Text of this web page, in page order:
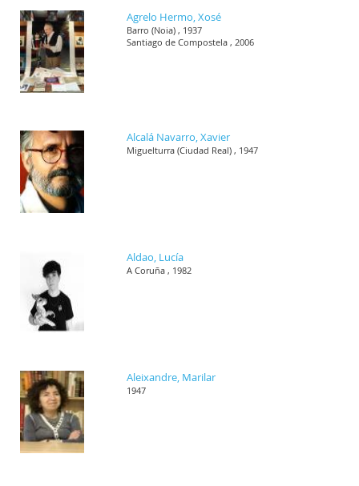
Agrelo Hermo, Xosé
Barro (Noia) , 1937
Santiago de Compostela , 2006
Alcalá Navarro, Xavier
Miguelturra (Ciudad Real) , 1947
Aldao, Lucía
A Coruña , 1982
Aleixandre, Marilar
1947